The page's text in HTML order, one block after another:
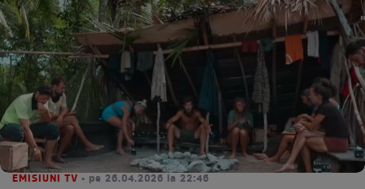
EMISIUNI TV • pe 26.04.2026 la 22:46